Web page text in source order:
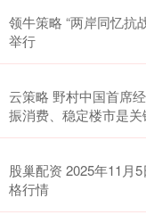
领牛策略 “两岸同忆抗
举行
云策略 野村中国首席
振消费、稳定楼市是关
股巢配资 2025年11月
格行情